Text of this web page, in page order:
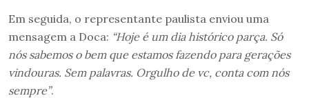
Em seguida, o representante paulista enviou uma
mensagem a Doca: “Hoje é um dia histórico parça. Só
nós sabemos o bem que estamos fazendo para gerações
vindouras. Sem palavras. Orgulho de vc, conta com nós
sempre”.